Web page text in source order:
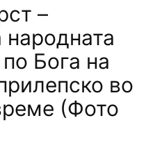
–
Бога на
во
(Фото